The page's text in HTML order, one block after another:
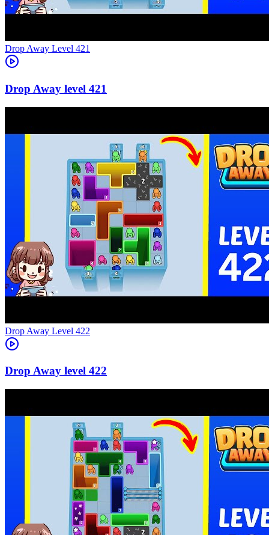
Level 421
421
Level 422
422